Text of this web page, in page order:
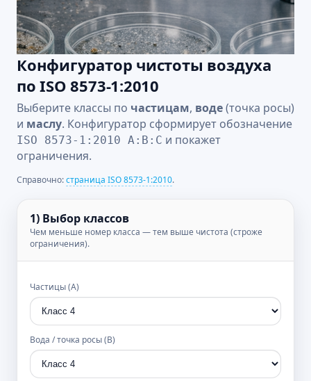
Конфигуратор чистоты воздуха
по ISO 8573‑1:2010
Выберите классы по частицам, воде(точка росы)
и маслу. Конфигуратор сформирует обозначение
ISO 8573‑1:2010 A:B:C и покажет
ограничения.
Справочно:страница ISO 8573‑1:2010.
1) Выбор классов
Чем меньше номер класса — тем выше чистота (строже
ограничения).
Частицы (A)
Вода / точка росы (B)